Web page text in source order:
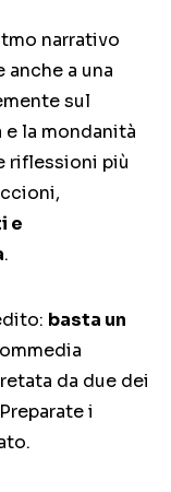
narrativo
a una
sul
la mondanità
riflessioni più
e
.
basta un
da due dei
i